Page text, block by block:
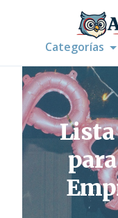
Categorías